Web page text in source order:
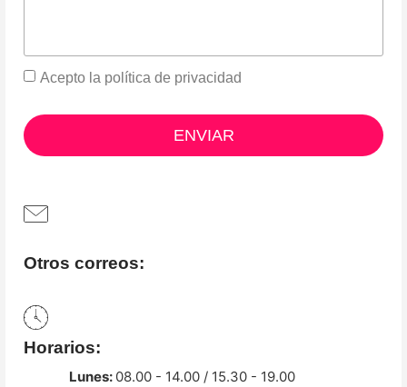
Acepto la política de privacidad
ENVIAR
Otros correos:
Horarios:
Lunes: 08.00 - 14.00 / 15.30 - 19.00